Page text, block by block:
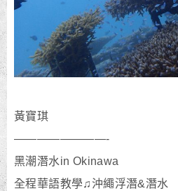
黃寶琪
————————-
黑潮潛水in Okinawa
全程華語教學♫沖繩浮潛&潛水